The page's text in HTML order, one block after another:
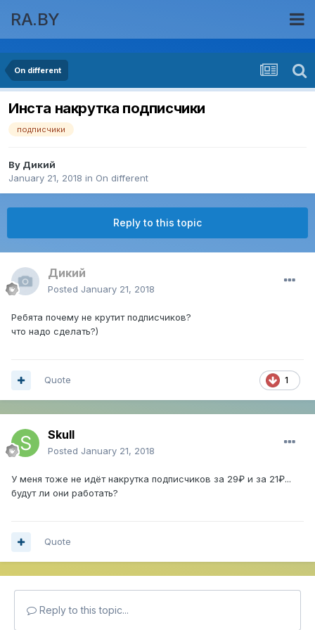
RA.BY
On different
Инста накрутка подписчики
подписчики
By Дикий
January 21, 2018 in On different
Reply to this topic
Дикий
Posted January 21, 2018
Ребята почему не крутит подписчиков?
что надо сделать?)
1
Quote
Skull
Posted January 21, 2018
У меня тоже не идёт накрутка подписчиков за 29₽ и за 21₽...
будут ли они работать?
Quote
Reply to this topic...